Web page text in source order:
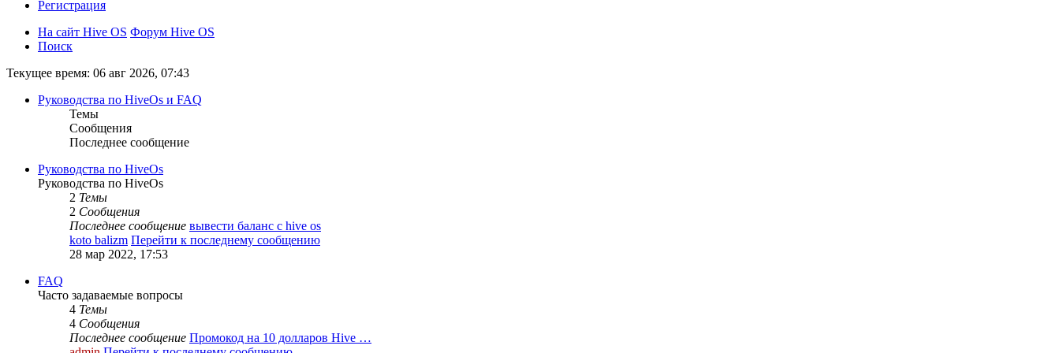
Регистрация
На сайт Hive OS Форум Hive OS
Поиск
Текущее время: 06 авг 2026, 07:43
Руководства по HiveOs и FAQ
Темы
Сообщения
Последнее сообщение
Руководства по HiveOs
Руководства по HiveOs
2 Темы
2 Сообщения
Последнее сообщение вывести баланс с hive os
koto balizm Перейти к последнему сообщению
28 мар 2022, 17:53
FAQ
Часто задаваемые вопросы
4 Темы
4 Сообщения
Последнее сообщение Промокод на 10 долларов Hive …